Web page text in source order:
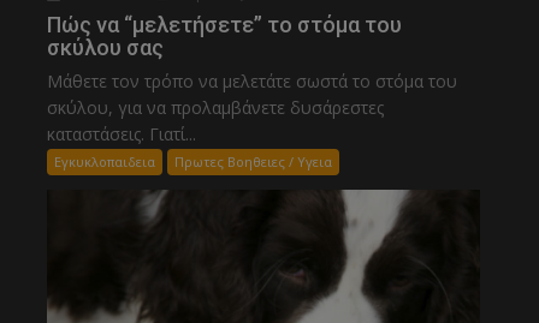
Πώς να “μελετήσετε” το στόμα του
σκύλου σας
Μάθετε τον τρόπο να μελετάτε σωστά το στόμα του
σκύλου, για να προλαμβάνετε δυσάρεστες
καταστάσεις. Γιατί...
Εγκυκλοπαιδεια Πρωτες Βοηθειες / Υγεια